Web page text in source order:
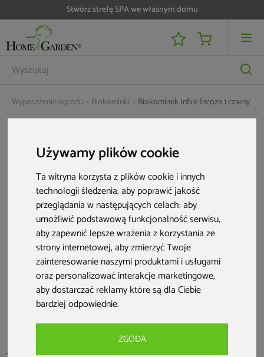
Używamy plików cookie
Ta witryna korzysta z plików cookie i innych
technologii śledzenia, aby poprawić jakość
przeglądania w następujących celach:aby
umożliwić podstawową funkcjonalność serwisu,
aby zapewnić lepsze wrażenia z korzystania ze
strony internetowej,aby zmierzyć Twoje
zainteresowanie naszymi produktami i usługami
oraz personalizować interakcje marketingowe,
aby dostarczać reklamy które są dla Ciebie
bardziej odpowiednie.
ZGODA
Stwórz strefę SPA we własnym domu
Wyposażenie ogrodu Biokominki Biokominek Infire Incoza 1 czarny